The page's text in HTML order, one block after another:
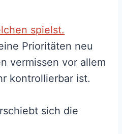
spielst.
Prioritäten neu
vermissen vor allem
kontrollierbar ist.
sich die